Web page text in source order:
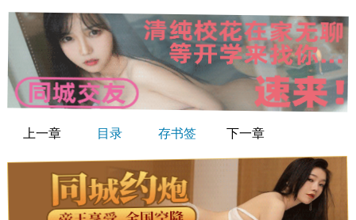
上一章 目录 存书签 下一章